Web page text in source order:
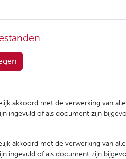
akkoord met de verwerking van
ingevuld of als document zijn
akkoord met de verwerking van
ingevuld of als document zijn